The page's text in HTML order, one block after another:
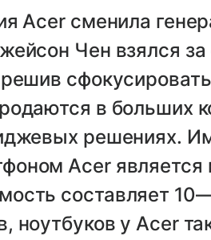
Acer сменила
Чен взялся
в больших
решениях.
Acer является
составляет
ноутбуков у Acer